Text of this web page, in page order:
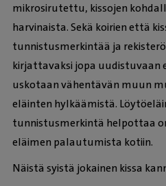
mikrosirutettu, kissojen
harvinaista. Sekä koirien että
tunnistusmerkintää ja
kirjattavaksi jopa uudistuvaan
uskotaan vähentävän muun
eläinten hylkäämistä.
tunnistusmerkintä helpottaa
eläimen palautumista kotiin.
Näistä syistä jokainen kissa